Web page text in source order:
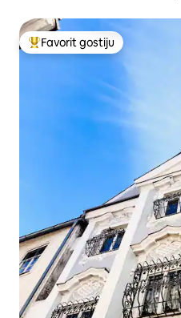
Glavni favorit gostiju
Favorit gostiju